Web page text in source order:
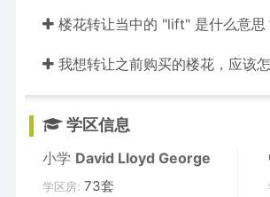
楼花转让当中的 "lift" 是什么意思
我想转让之前购买的楼花，应该
学区信息
小学 David Lloyd George
学区房: 73套